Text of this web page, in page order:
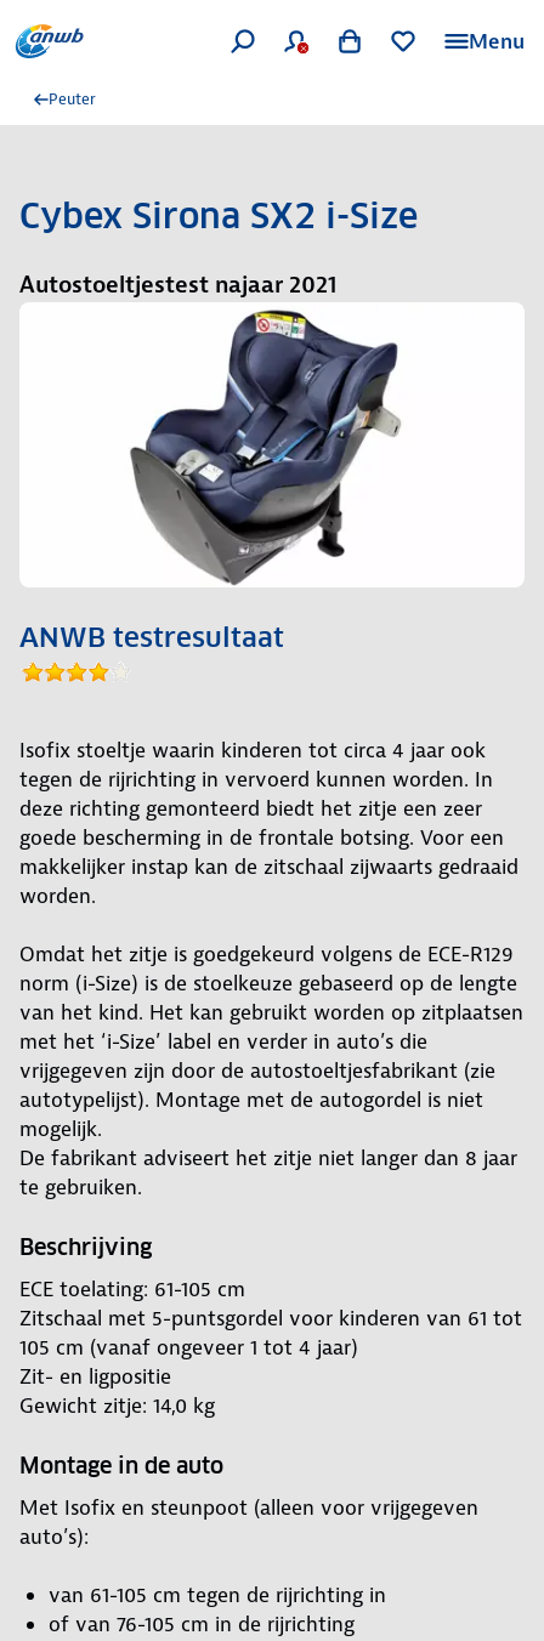
Menu
Peuter
Cybex Sirona SX2 i-Size
Autostoeltjestest najaar 2021
ANWB testresultaat
Isofix stoeltje waarin kinderen tot circa 4 jaar ook
tegen de rijrichting in vervoerd kunnen worden. In
deze richting gemonteerd biedt het zitje een zeer
goede bescherming in de frontale botsing. Voor een
makkelijker instap kan de zitschaal zijwaarts gedraaid
worden.
Omdat het zitje is goedgekeurd volgens de ECE-R129
norm (i-Size) is de stoelkeuze gebaseerd op de lengte
van het kind. Het kan gebruikt worden op zitplaatsen
met het ‘i-Size’ label en verder in auto’s die
vrijgegeven zijn door de autostoeltjesfabrikant (zie
autotypelijst). Montage met de autogordel is niet
mogelijk.
De fabrikant adviseert het zitje niet langer dan 8 jaar
te gebruiken.
Beschrijving
ECE toelating: 61-105 cm
Zitschaal met 5-puntsgordel voor kinderen van 61 tot
105 cm (vanaf ongeveer 1 tot 4 jaar)
Zit- en ligpositie
Gewicht zitje: 14,0 kg
Montage in de auto
Met Isofix en steunpoot (alleen voor vrijgegeven
auto’s):
van 61-105 cm tegen de rijrichting in
of van 76-105 cm in de rijrichting